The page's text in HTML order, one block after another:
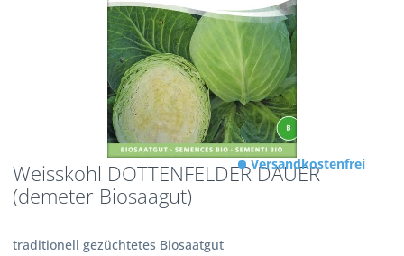
Weisskohl DOTTENFELDER DAUER
(demeter Biosaagut)
traditionell gezüchtetes Biosaatgut
Versandkostenfrei